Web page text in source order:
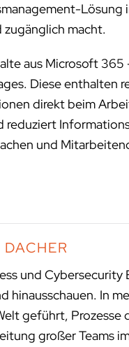
macht.
aus Microsoft
Diese
direkt beim
und
und
hinausschauen. In
geführt, Prozesse
großer Teams